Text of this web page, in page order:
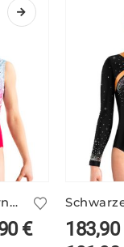
Heller Print-Turnanzug FEYRA/2
€ 183,90